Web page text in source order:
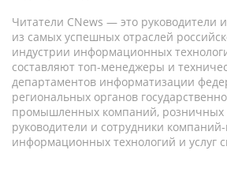
Читатели CNews — это руководители
из самых успешных отраслей
индустрии информационных
составляют топ-менеджеры и
департаментов информатизации
региональных органов
промышленных компаний, розничных
руководители и сотрудники
информационных технологий и услуг